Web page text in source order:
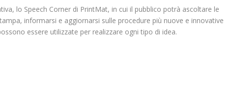
lo Speech Corner di PrintMat, in cui il pubblico potrà ascoltare le
informarsi e aggiornarsi sulle procedure più nuove e innovative
essere utilizzate per realizzare ogni tipo di idea.